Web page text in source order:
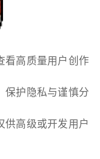
看高质量用户创作
保护隐私与谨慎分
高级或开发用户